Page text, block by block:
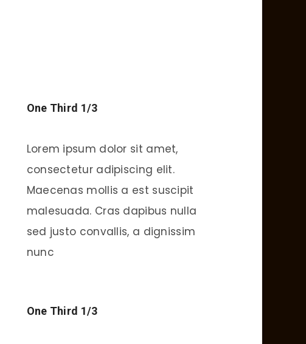
One Third 1/3
Lorem ipsum dolor sit amet,
consectetur adipiscing elit.
Maecenas mollis a est suscipit
malesuada. Cras dapibus nulla
sed justo convallis, a dignissim
nunc
One Third 1/3